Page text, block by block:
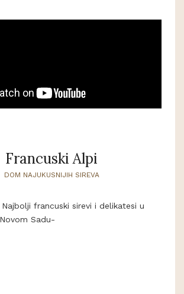
Francuski Alpi
DOM NAJUKUSNIJIH SIREVA